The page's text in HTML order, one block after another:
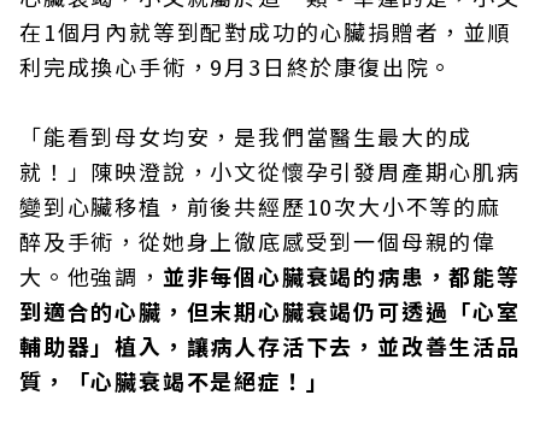
在1個月內就等到配對成功的心臟捐贈者，並順
利完成換心手術，9月3日終於康復出院。
「能看到母女均安，是我們當醫生最大的成
就！」陳映澄說，小文從懷孕引發周產期心肌病
變到心臟移植，前後共經歷10次大小不等的麻
醉及手術，從她身上徹底感受到一個母親的偉
大。他強調， 並非每個心臟衰竭的病患，都能等
到適合的心臟，但末期心臟衰竭仍可透過「心室
輔助器」植入，讓病人存活下去，並改善生活品
質，「心臟衰竭不是絕症！」